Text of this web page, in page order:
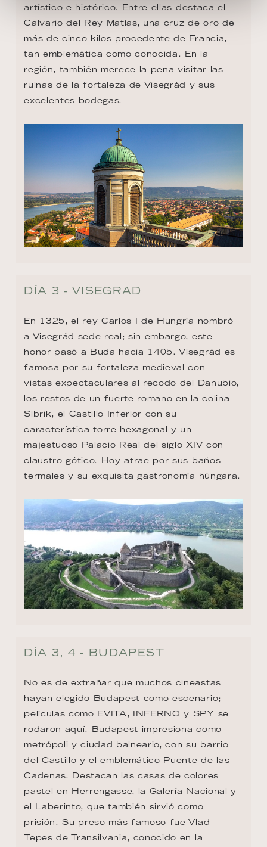
artístico e histórico. Entre ellas destaca el
Calvario del Rey Matías, una cruz de oro de
más de cinco kilos procedente de Francia,
tan emblemática como conocida. En la
región, también merece la pena visitar las
ruinas de la fortaleza de Visegrád y sus
excelentes bodegas.
DÍA 3 - VISEGRAD
En 1325, el rey Carlos I de Hungría nombró
a Visegrád sede real; sin embargo, este
honor pasó a Buda hacia 1405. Visegrád es
famosa por su fortaleza medieval con
vistas expectaculares al recodo del Danubio,
los restos de un fuerte romano en la colina
Sibrik, el Castillo Inferior con su
característica torre hexagonal y un
majestuoso Palacio Real del siglo XIV con
claustro gótico. Hoy atrae por sus baños
termales y su exquisita gastronomía húngara.
DÍA 3, 4 - BUDAPEST
No es de extrañar que muchos cineastas
hayan elegido Budapest como escenario;
películas como EVITA, INFERNO y SPY se
rodaron aquí. Budapest impresiona como
metrópoli y ciudad balneario, con su barrio
del Castillo y el emblemático Puente de las
Cadenas. Destacan las casas de colores
pastel en Herrengasse, la Galería Nacional y
el Laberinto, que también sirvió como
prisión. Su preso más famoso fue Vlad
Tepes de Transilvania, conocido en la